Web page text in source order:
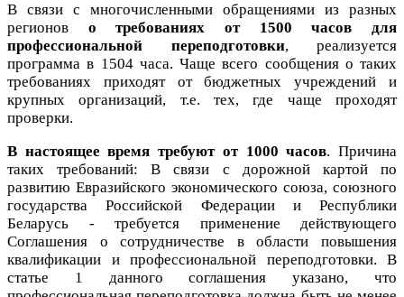
В связи с многочисленными обращениями из разных
регионов о требованиях от 1500 часов для
профессиональной переподготовки, реализуется
программа в 1504 часа. Чаще всего сообщения о таких
требованиях приходят от бюджетных учреждений и
крупных организаций, т.е. тех, где чаще проходят
проверки.
В настоящее время требуют от 1000 часов. Причина
таких требований: В связи с дорожной картой по
развитию Евразийского экономического союза, союзного
государства Российской Федерации и Республики
Беларусь - требуется применение действующего
Соглашения о сотрудничестве в области повышения
квалификации и профессиональной переподготовки. В
статье 1 данного соглашения указано, что